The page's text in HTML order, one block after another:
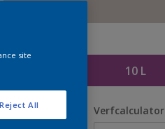
10 L
Aantal Verfcalculator
site
Reject All